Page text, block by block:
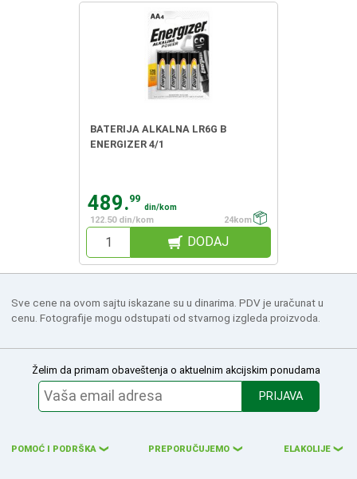
BATERIJA ALKALNA LR6G B
ENERGIZER 4/1
489.99
din/kom
122.50 din/kom
24kom
DODAJ
Sve cene na ovom sajtu iskazane su u dinarima. PDV je uračunat u
cenu. Fotografije mogu odstupati od stvarnog izgleda proizvoda.
Želim da primam obaveštenja o aktuelnim akcijskim ponudama
PRIJAVA
POMOĆ I PODRŠKA ❮ PREPORUČUJEMO ❮ ELAKOLIJE ❮